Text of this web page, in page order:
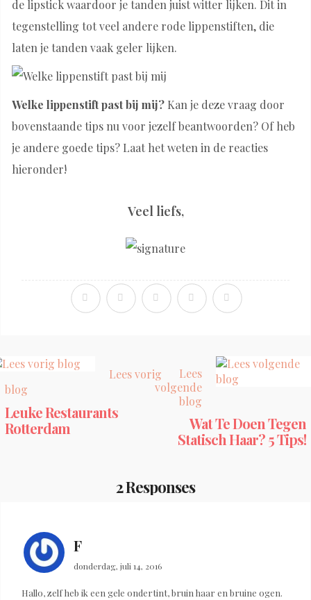
de lipstick waardoor je tanden juist witter lijken. Dit in
tegenstelling tot veel andere rode lippenstiften, die
laten je tanden vaak geler lijken.
Welke lippenstift past bij mij? Kan je deze vraag door
bovenstaande tips nu voor jezelf beantwoorden? Of heb
je andere goede tips? Laat het weten in de reacties
hieronder!
Veel liefs,
Lees vorig
blog
Leuke Restaurants
Rotterdam
Lees
volgende
blog
Wat Te Doen Tegen
Statisch Haar? 5 Tips!
2 Responses
F
donderdag, juli 14, 2016
Hallo, zelf heb ik een gele ondertint, bruin haar en bruine ogen.